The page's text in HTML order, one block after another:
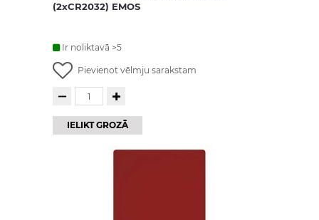
(2xCR2032) EMOS
Ir noliktavā >5
Pievienot vēlmju sarakstam
IELIKT GROZĀ